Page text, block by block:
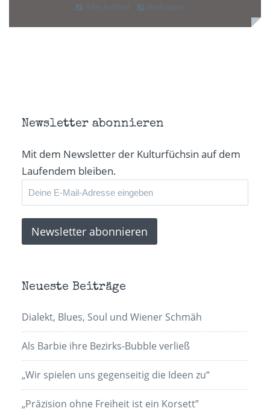
Alle Artikel Webseite
Newsletter abonnieren
Mit dem Newsletter der Kulturfüchsin auf dem
Laufendem bleiben.
Neueste Beiträge
Dialekt, Blues, Soul und Wiener Schmäh
Als Barbie ihre Bezirks-Bubble verließ
„Wir spielen uns gegenseitig die Ideen zu“
„Präzision ohne Freiheit ist ein Korsett”